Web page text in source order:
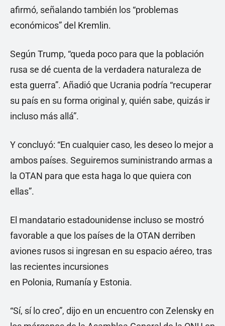
afirmó, señalando también los “problemas
económicos” del Kremlin.
Según Trump, “queda poco para que la población
rusa se dé cuenta de la verdadera naturaleza de
esta guerra”. Añadió que Ucrania podría “recuperar
su país en su forma original y, quién sabe, quizás ir
incluso más allá”.
Y concluyó: “En cualquier caso, les deseo lo mejor a
ambos países. Seguiremos suministrando armas a
la OTAN para que esta haga lo que quiera con
ellas”.
El mandatario estadounidense incluso se mostró
favorable a que los países de la OTAN derriben
aviones rusos si ingresan en su espacio aéreo, tras
las recientes incursiones
en Polonia, Rumanía y Estonia.
“Sí, sí lo creo”, dijo en un encuentro con Zelensky en